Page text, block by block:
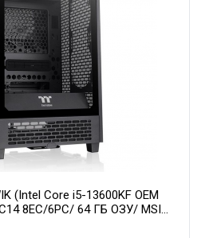
(Intel Core i5-13600KF OEM
8EC/6PC/ 64 ГБ ОЗУ/ MSI
16GB GDDR7 256bit 3xDP